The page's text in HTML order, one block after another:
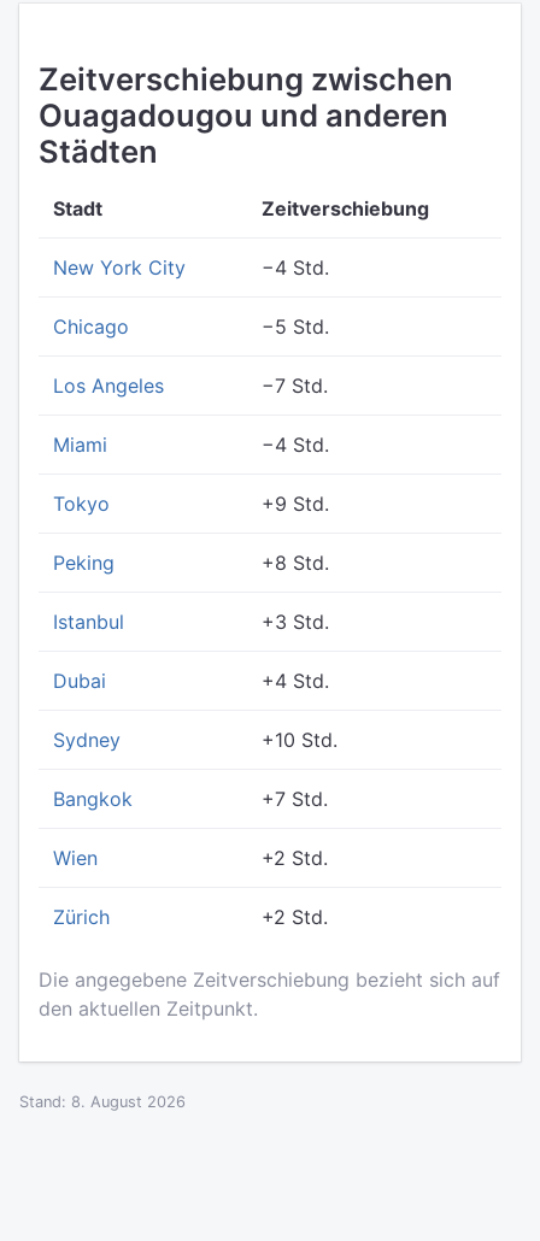
Zeitverschiebung zwischen
Ouagadougou und anderen
Städten
Stadt Zeitverschiebung
New York City −4 Std.
Chicago −5 Std.
Los Angeles −7 Std.
Miami −4 Std.
Tokyo +9 Std.
Peking +8 Std.
Istanbul +3 Std.
Dubai +4 Std.
Sydney +10 Std.
Bangkok +7 Std.
Wien +2 Std.
Zürich +2 Std.
Die angegebene Zeitverschiebung bezieht sich auf
den aktuellen Zeitpunkt.
Stand: 8. August 2026